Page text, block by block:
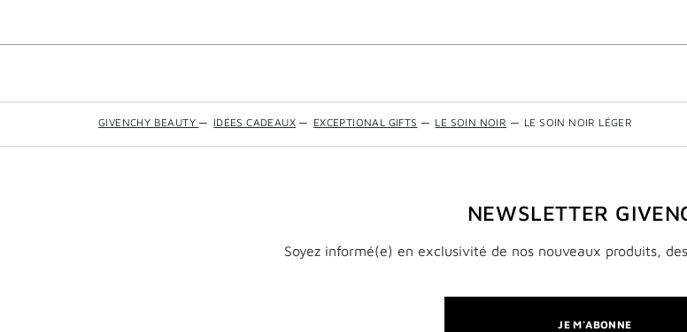
GIVENCHY BEAUTY — IDÉES CADEAUX — EXCEPTIONAL GIFTS — LE SOIN NOIR — LE SOIN NOIR LÉGER
NEWSLETTER
Soyez informé(e) en exclusivité de nos nouveaux produits,
JE M'ABONNE